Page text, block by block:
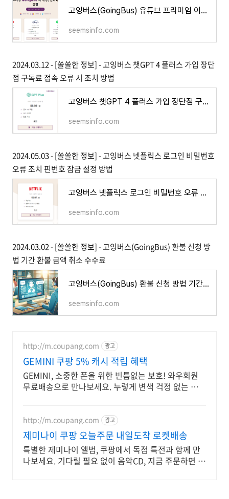
고잉버스(GoingBus) 유튜브 프리미엄 이용 방법 구독료 이메일 오류 조치
seemsinfo.com
2024.03.12 - [쏠쏠한 정보] - 고잉버스 챗GPT 4 플러스 가입 장단
점 구독료 접속 오류 시 조치 방법
고잉버스 챗GPT 4 플러스 가입 장단점 구독료 접속 오류 시 조치 방법
seemsinfo.com
2024.05.03 - [쏠쏠한 정보] - 고잉버스 넷플릭스 로그인 비밀번호
오류 조치 핀번호 잠금 설정 방법
고잉버스 넷플릭스 로그인 비밀번호 오류 조치 핀번호 잠금 설정 방법
seemsinfo.com
2024.03.02 - [쏠쏠한 정보] - 고잉버스(GoingBus) 환불 신청 방
법 기간 환불 금액 취소 수수료
고잉버스(GoingBus) 환불 신청 방법 기간 환불 금액 취소 수수료
seemsinfo.com
http://m.coupang.com 광고
GEMINI 쿠팡 5% 캐시 적립 혜택
GEMINI, 소중한 폰을 위한 빈틈없는 보호! 와우회원
무료배송으로 만나보세요. 누렇게 변색 걱정 없는 휴대
http://m.coupang.com 광고
제미나이 쿠팡 오늘주문 내일도착 로켓배송
특별한 제미나이 앨범, 쿠팡에서 독점 특전과 함께 만
나보세요. 기다릴 필요 없이 음악CD, 지금 주문하면 내